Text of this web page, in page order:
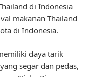
di Indonesia
makanan Thailand
di Indonesia.
daya tarik
segar dan pedas,